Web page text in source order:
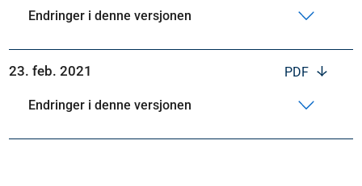
Endringer i denne versjonen
PDF
23. feb. 2021
Endringer i denne versjonen